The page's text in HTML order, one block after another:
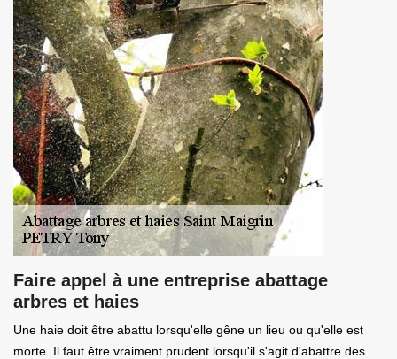
Faire appel à une entreprise abattage
arbres et haies
Une haie doit être abattu lorsqu'elle gêne un lieu ou qu'elle est
morte. Il faut être vraiment prudent lorsqu'il s'agit d'abattre des